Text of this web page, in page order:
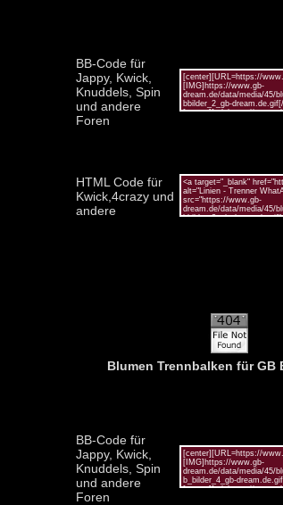
BB-Code für
Jappy, Kwick,
Knuddels, Spin
und andere
Foren
HTML Code für
Kwick,4crazy und
andere
Blumen Trennbalken für GB
BB-Code für
Jappy, Kwick,
Knuddels, Spin
und andere
Foren